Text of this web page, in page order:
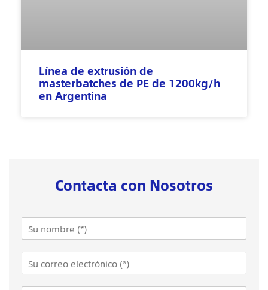
Línea de extrusión de
masterbatches de PE de 1200kg/h
en Argentina
Contacta con Nosotros
N
*
W
a
E
m